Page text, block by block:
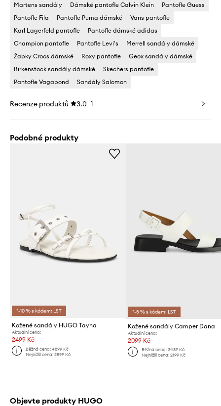
Martens sandály Dámské pantofle Calvin Klein
Pantofle Guess
Pantofle Fila
Pantofle Puma dámské
Vans pantofle
Karl Lagerfeld pantofle
Pantofle dámské adidas
Champion pantofle
Pantofle Levi's
Merrell sandály dámské
Žabky Crocs dámské
Roxy pantofle
Geox sandály dámské
Birkenstock sandály dámské
Skechers pantofle
Pantofle Vagabond
Sandály Salomon
Recenze produktů 3.0 1
Podobné produkty
*-10 % s kódem: LST
Kožené sandály HUGO Tayna
Aktuální cena:
2499 Kč
Běžná cena:4899 Kč
Nejnižší cena:2599 Kč
*-5 % s kódem: LST
Kožené sandály Camper Dana
Aktuální cena:
2099 Kč
Běžná cena: 3439 Kč
Nejnižší cena: 2199 Kč
Objevte produkty HUGO